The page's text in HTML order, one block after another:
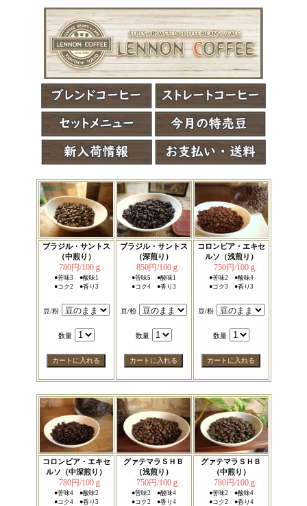
ブラジル・サントス
（中煎り）
780円/100ｇ
●苦味3 ●酸味1
●コク2 ●香り3
豆/粉
数量
ブラジル・サントス
（深煎り）
850円/100ｇ
●苦味5 ●酸味1
●コク4 ●香り3
豆/粉
数量
コロンビア・エキセ
ルソ（浅煎り）
750円/100ｇ
●苦味2 ●酸味4
●コク3 ●香り3
豆/粉
数量
コロンビア・エキセ
ルソ（中深煎り）
780円/100ｇ
●苦味4 ●酸味2
●コク4 ●香り3
グァテマラＳＨＢ
（浅煎り）
750円/100ｇ
●苦味2 ●酸味4
●コク2 ●香り4
グァテマラＳＨＢ
（中煎り）
780円/100ｇ
●苦味2 ●酸味4
●コク2 ●香り4